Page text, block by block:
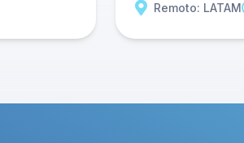
Remoto: LATAM